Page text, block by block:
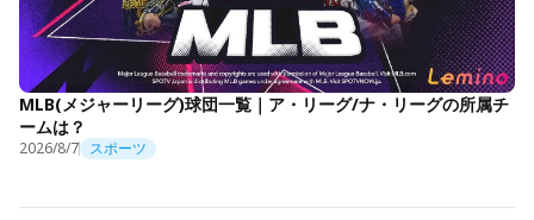
MLB(メジャーリーグ)球団一覧｜ア・リーグ/ナ・リーグの所属チ
ームは？
2026/8/7 スポーツ